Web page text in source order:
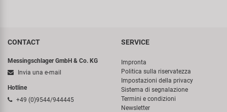
CONTACT
Messingschlager GmbH & Co. KG
Invia una e-mail
Hotline
+49 (0)9544/944445
SERVICE
Impronta
Politica sulla riservatezza
Impostazioni della privacy
Sistema di segnalazione
Termini e condizioni
Newsletter